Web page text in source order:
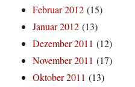
Februar 2012 (15)
Januar 2012 (13)
Dezember 2011 (12)
November 2011 (17)
Oktober 2011 (13)